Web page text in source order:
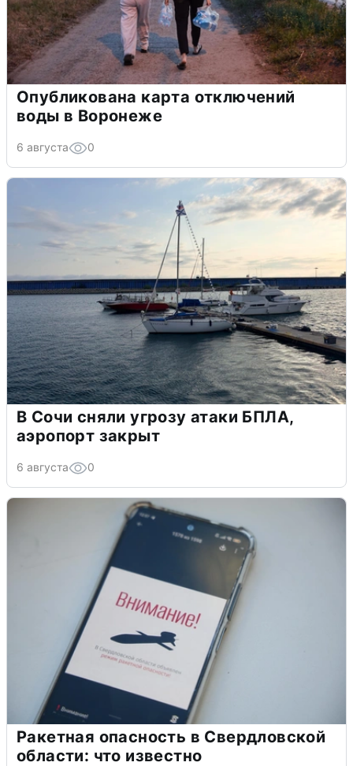
Опубликована карта отключений
воды в Воронеже
6 августа 0
В Сочи сняли угрозу атаки БПЛА,
аэропорт закрыт
6 августа 0
Ракетная опасность в Свердловской
области: что известно